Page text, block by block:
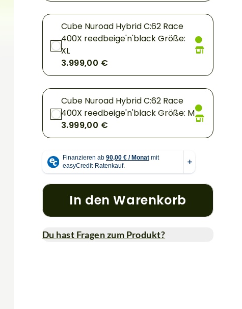
Cube Nuroad Hybrid C:62 Race
400X reedbeige'n'black Größe:
XL
3.999,00 €
Cube Nuroad Hybrid C:62 Race
400X reedbeige'n'black Größe: M
3.999,00 €
In den Warenkorb
Du hast Fragen zum Produkt?